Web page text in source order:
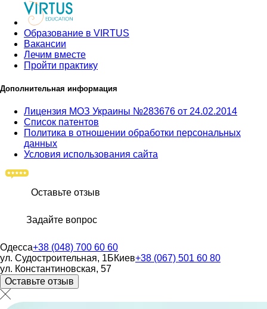
Образование в VIRTUS
Вакансии
Лечим вместе
Пройти практику
Дополнительная информация
Лицензия МОЗ Украины №283676 от 24.02.2014
Список патентов
Политика в отношении обработки персональных
данных
Условия использования сайта
Оставьте отзыв
Задайте вопрос
Одесса+38 (048) 700 60 60
ул. Судостроительная, 1БКиев+38 (067) 501 60 80
ул. Константиновская, 57
Оставьте отзыв